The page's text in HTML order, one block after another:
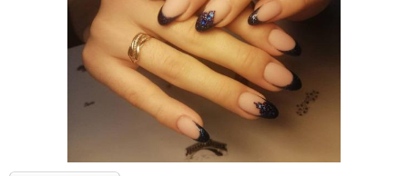
Космические ногти
Френч на короткие
ногти